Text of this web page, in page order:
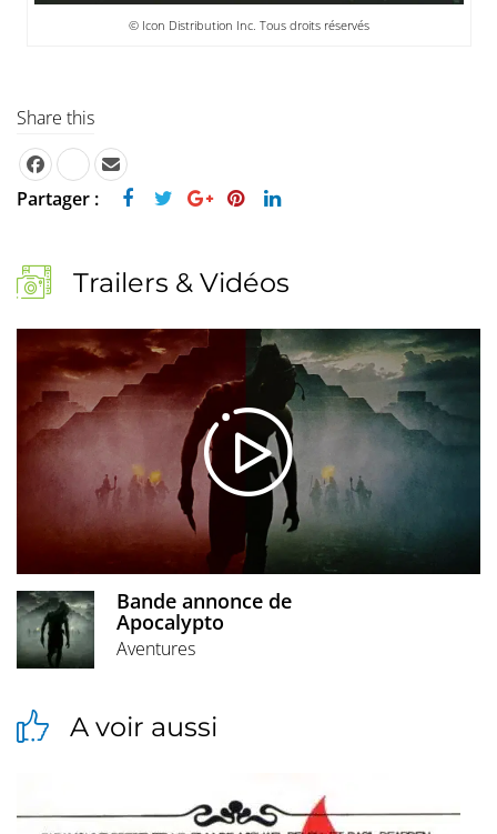
© Icon Distribution Inc. Tous droits réservés
Share this
Partager :
Trailers & Vidéos
Bande annonce de
Apocalypto
Aventures
A voir aussi